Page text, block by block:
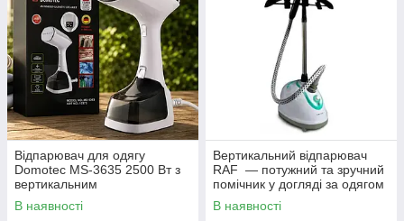
Відпарювач для одягу
Domotec MS-3635 2500 Вт з
вертикальним
відпарюванням та сенсорним
дисплеєм
В наявності
Вертикальний відпарювач
RAF — потужний та зручний
помічник у догляді за одягом
і текстилем 4429
В наявності